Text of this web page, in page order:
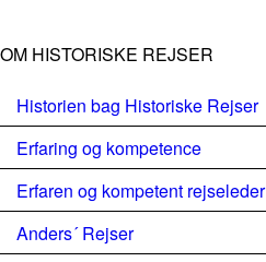
OM HISTORISKE REJSER
Historien bag Historiske Rejser
Erfaring og kompetence
Erfaren og kompetent rejseleder
Anders´ Rejser